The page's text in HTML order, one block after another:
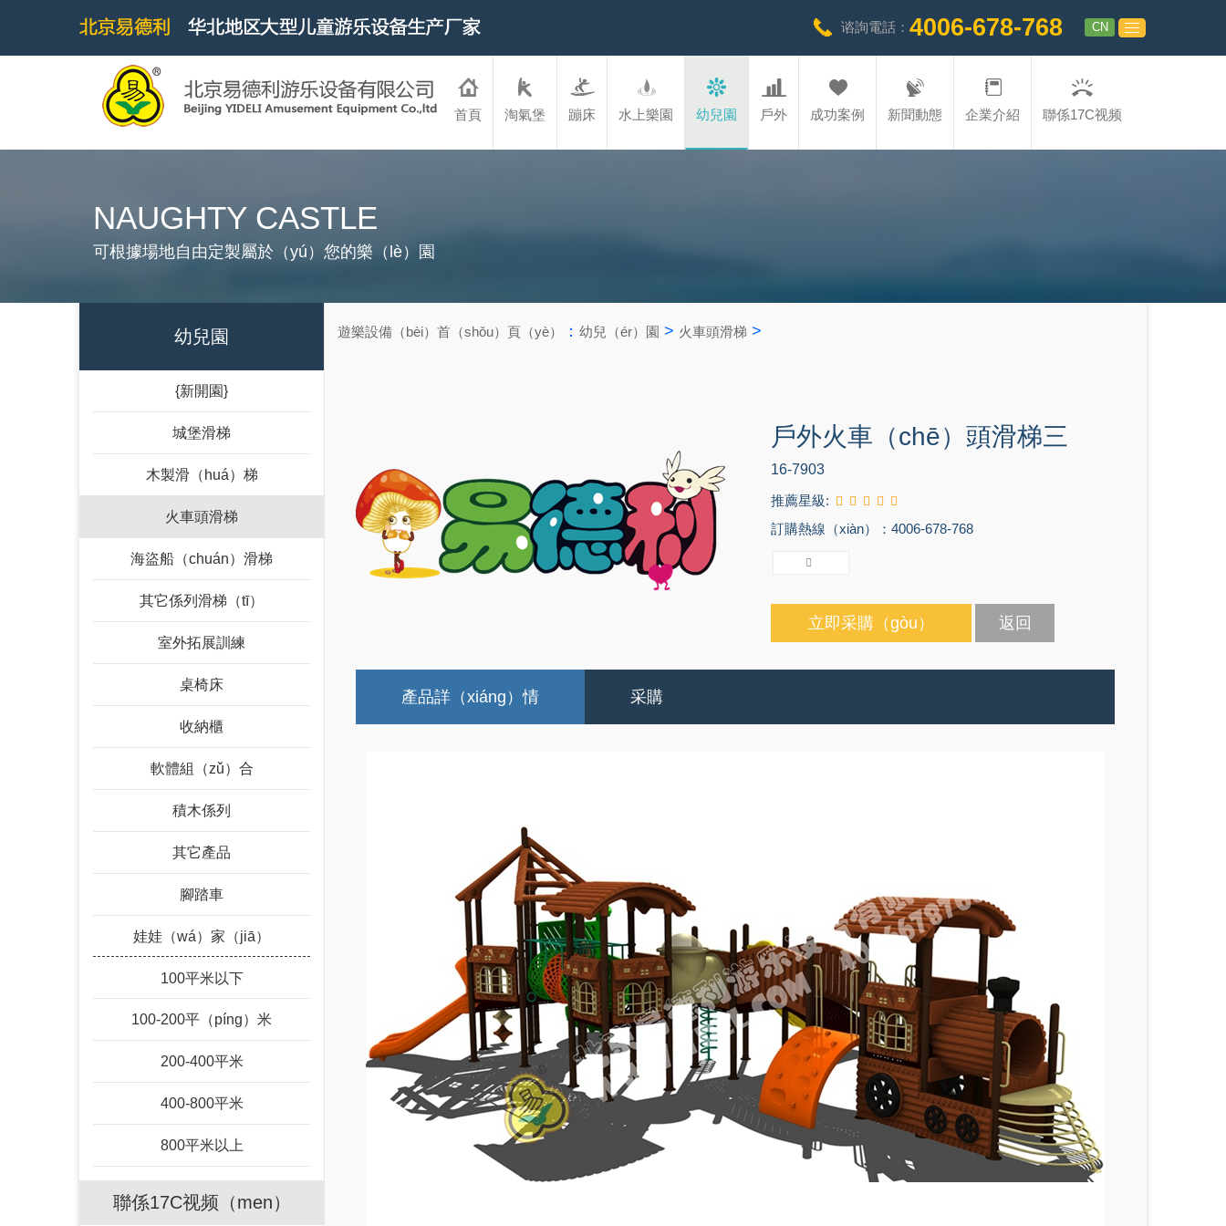
谘詢電話： 4006-678-768 CN
首頁 淘氣堡 蹦床 水上樂園 幼兒園 戶外 成功案例 新聞動態 企業介紹 聯係17C视频
NAUGHTY CASTLE
可根據場地自由定製屬於（yú）您的樂（lè）園
幼兒園
{新開園}
城堡滑梯
木製滑（huá）梯
火車頭滑梯
海盜船（chuán）滑梯
其它係列滑梯（tī）
室外拓展訓練
桌椅床
收納櫃
軟體組（zǔ）合
積木係列
其它產品
腳踏車
娃娃（wá）家（jiā）
100平米以下
100-200平（píng）米
200-400平米
400-800平米
800平米以上
聯係17C视频（men）
遊樂設備（bèi）首（shǒu）頁（yè） ： 幼兒（ér）園 > 火車頭滑梯 >
戶外火車（chē）頭滑梯三
16-7903
推薦星級:
訂購熱線（xiàn）：4006-678-768
立即采購（gòu） 返回
產品詳（xiáng）情 采購